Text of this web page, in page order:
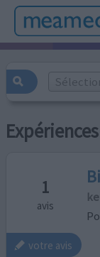
1
avis
votre avis